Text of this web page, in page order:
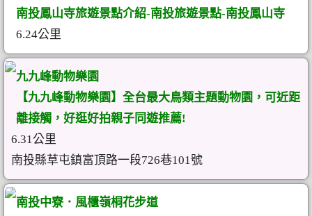
南投鳳山寺旅遊景點介紹-南投旅遊景點-南投鳳山寺
6.24公里
九九峰動物樂園
【九九峰動物樂園】全台最大鳥類主題動物園，可近距
離接觸，好逛好拍親子同遊推薦!
6.31公里
南投縣草屯鎮富頂路一段726巷101號
南投中寮．風櫃嶺桐花步道